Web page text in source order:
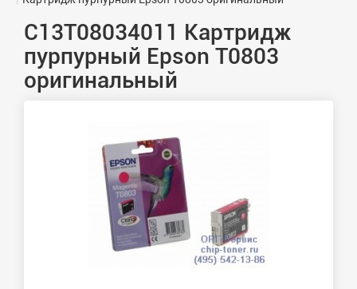
C13T08034011 Картридж
пурпурный Epson T0803
оригинальный